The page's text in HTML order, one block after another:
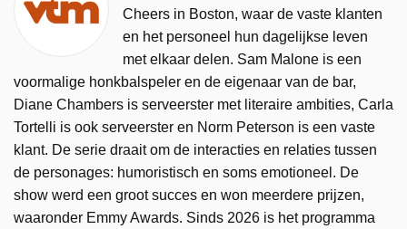
Cheers in Boston, waar de vaste klanten
en het personeel hun dagelijkse leven
met elkaar delen. Sam Malone is een
voormalige honkbalspeler en de eigenaar van de bar,
Diane Chambers is serveerster met literaire ambities, Carla
Tortelli is ook serveerster en Norm Peterson is een vaste
klant. De serie draait om de interacties en relaties tussen
de personages: humoristisch en soms emotioneel. De
show werd een groot succes en won meerdere prijzen,
waaronder Emmy Awards. Sinds 2026 is het programma